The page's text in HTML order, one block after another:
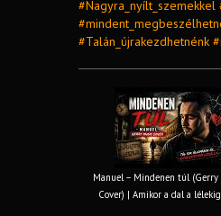
#Nagyra_nyílt_szemekkel
#Talán_újrakezdhetnénk
Manuel – Mindenen túl (Gerry
Cover) | Amikor a dal a